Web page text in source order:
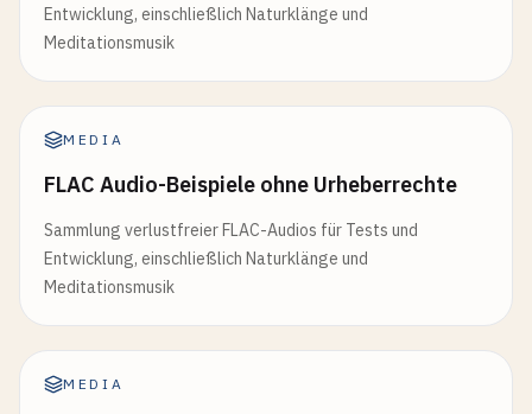
Entwicklung, einschließlich Naturklänge und
Meditationsmusik
MEDIA
FLAC Audio-Beispiele ohne Urheberrechte
Sammlung verlustfreier FLAC-Audios für Tests und
Entwicklung, einschließlich Naturklänge und
Meditationsmusik
MEDIA